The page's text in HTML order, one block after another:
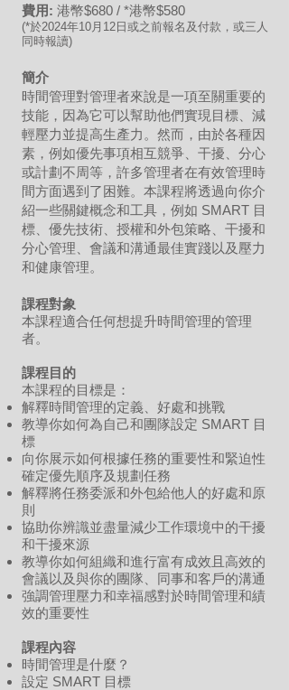
費用: 港幣$680 / *港幣$580
(*於2024年10月12日或之前報名及付款，或三人
同時報讀)
簡介
時間管理對管理者來說是一項至關重要的
技能，因為它可以幫助他們實現目標、減
輕壓力並提高生產力。然而，由於各種因
素，例如優先事項相互競爭、干擾、分心
或計劃不周等，許多管理者在有效管理時
間方面遇到了困難。本課程將透過向你介
紹一些關鍵概念和工具，例如 SMART 目
標、優先技術、授權和外包策略、干擾和
分心管理、會議和溝通最佳實踐以及壓力
和健康管理。
課程對象
本課程適合任何想提升時間管理的管理
者。
課程目的
本課程的目標是：
解釋時間管理的定義、好處和挑戰
教導你如何為自己和團隊設定 SMART 目
標
向你展示如何根據任務的重要性和緊迫性
確定優先順序及規劃任務
解釋將任務委派和外包給他人的好處和原
則
協助你辨識並盡量減少工作環境中的干擾
和干擾來源
教導你如何組織和進行富有成效且高效的
會議以及與你的團隊、同事和客戶的溝通
強調管理壓力和幸福感對於時間管理和績
效的重要性
課程內容
時間管理是什麼？
設定 SMART 目標